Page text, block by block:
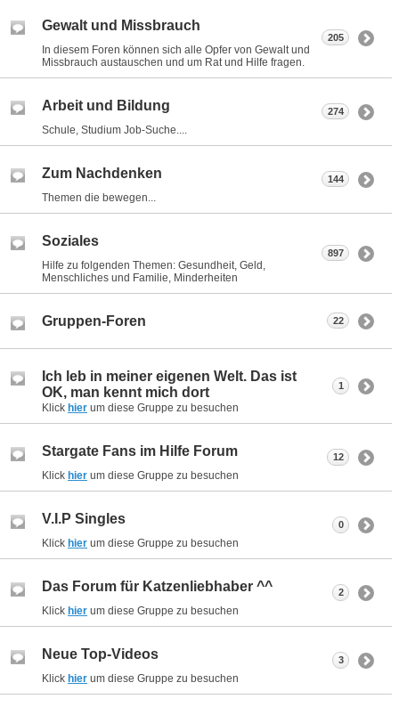
Gewalt und Missbrauch
In diesem Foren können sich alle Opfer von Gewalt und
Missbrauch austauschen und um Rat und Hilfe fragen.
205
Arbeit und Bildung
Schule, Studium Job-Suche....
274
Zum Nachdenken
Themen die bewegen...
144
Soziales
Hilfe zu folgenden Themen: Gesundheit, Geld,
Menschliches und Familie, Minderheiten
897
Gruppen-Foren 22
Ich leb in meiner eigenen Welt. Das ist
OK, man kennt mich dort
Klick hier um diese Gruppe zu besuchen
1
Stargate Fans im Hilfe Forum
Klick hier um diese Gruppe zu besuchen
12
V.I.P Singles
Klick hier um diese Gruppe zu besuchen
0
Das Forum für Katzenliebhaber ^^
Klick hier um diese Gruppe zu besuchen
2
Neue Top-Videos
Klick hier um diese Gruppe zu besuchen
3